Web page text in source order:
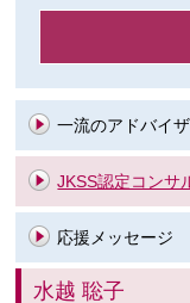
一流のアドバイ
JKSS認定コンサ
応援メッセージ
水越 聡子